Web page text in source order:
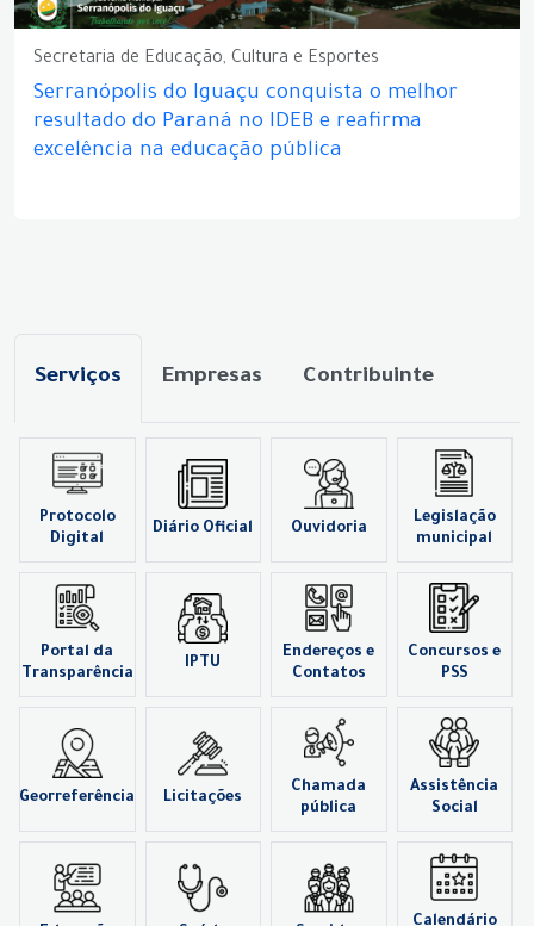
Secretaria de Educação, Cultura e Esportes
Serranópolis do Iguaçu conquista o melhor
resultado do Paraná no IDEB e reafirma
excelência na educação pública
Serviços Empresas Contribuinte
Protocolo
Digital
Diário Oficial Ouvidoria
Legislação
municipal
Portal da
Transparência
IPTU
Endereços e
Contatos
Concursos e
PSS
Georreferência Licitações
Chamada
pública
Assistência
Social
Calendário